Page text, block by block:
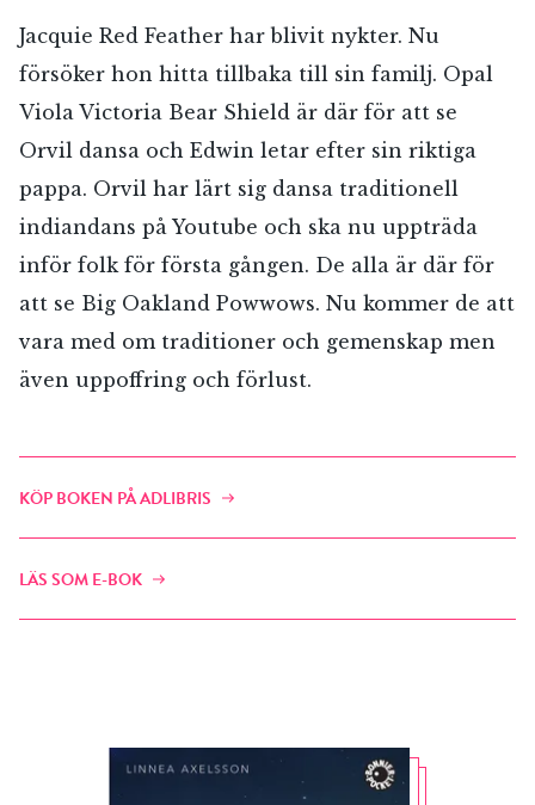
Jacquie Red Feather har blivit nykter. Nu
försöker hon hitta tillbaka till sin familj. Opal
Viola Victoria Bear Shield är där för att se
Orvil dansa och Edwin letar efter sin riktiga
pappa. Orvil har lärt sig dansa traditionell
indiandans på Youtube och ska nu uppträda
inför folk för första gången. De alla är där för
att se Big Oakland Powwows. Nu kommer de att
vara med om traditioner och gemenskap men
även uppoffring och förlust.
KÖP BOKEN PÅ ADLIBRIS
LÄS SOM E-BOK